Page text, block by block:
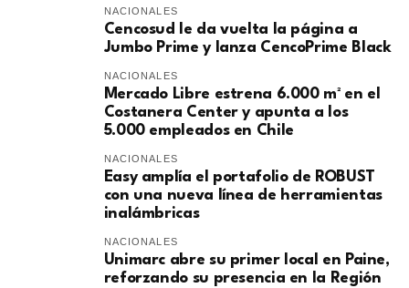
NACIONALES
Cencosud le da vuelta la página a
Jumbo Prime y lanza CencoPrime Black
NACIONALES
Mercado Libre estrena 6.000 m² en el
Costanera Center y apunta a los
5.000 empleados en Chile
NACIONALES
Easy amplía el portafolio de ROBUST
con una nueva línea de herramientas
inalámbricas
NACIONALES
Unimarc abre su primer local en Paine,
reforzando su presencia en la Región